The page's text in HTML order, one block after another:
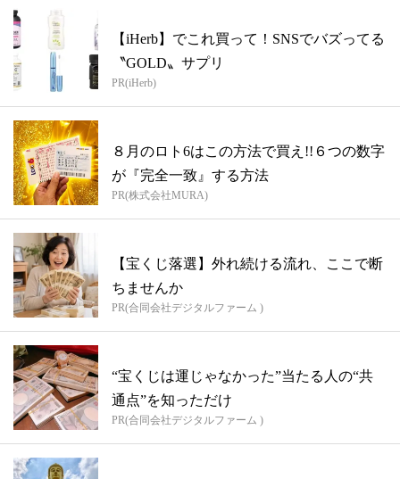
【iHerb】でこれ買って！SNSでバズってる
〝GOLD〟サプリ
PR(iHerb)
８月のロト6はこの方法で買え!!６つの数字
が『完全一致』する方法
PR(株式会社MURA)
【宝くじ落選】外れ続ける流れ、ここで断
ちませんか
PR(合同会社デジタルファーム )
“宝くじは運じゃなかった”当たる人の“共
通点”を知っただけ
PR(合同会社デジタルファーム )